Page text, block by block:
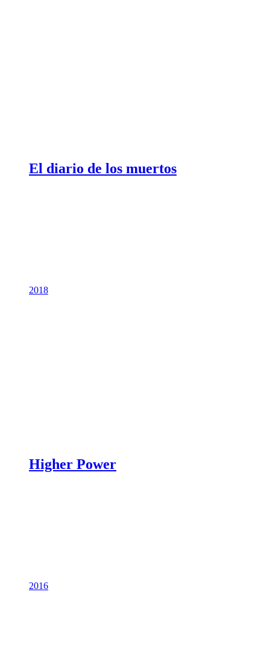
El diario de los muertos
2018
Higher Power
2016